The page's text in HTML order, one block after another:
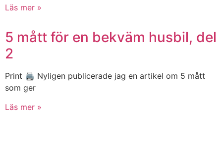
Läs mer »
5 mått för en bekväm husbil, del
2
Print 🖨 Nyligen publicerade jag en artikel om 5 mått
som ger
Läs mer »